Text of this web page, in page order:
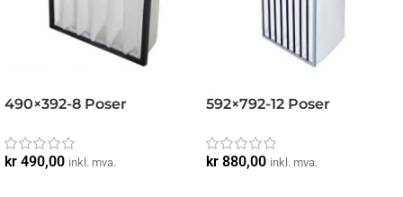
490×392-8 Poser
kr 490,00 inkl. mva.
592×792-12 Poser
kr 880,00 inkl. mva.